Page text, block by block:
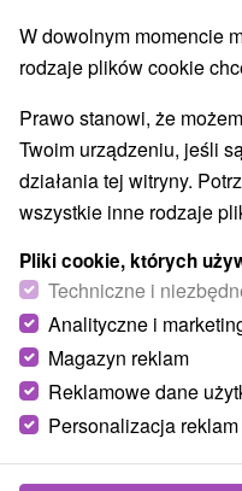
Vila Lieska Starý
Starý Smokovec
W dowolnym momencie
rodzaje plików cookie
Prawo stanowi, że
Twoim urządzeniu, jeśli
działania tej witryny.
wszystkie inne rodzaje
Pliki cookie, których
Techniczne i
Analityczne i
Magazyn reklam
Reklamowe dane
Personalizacja reklam